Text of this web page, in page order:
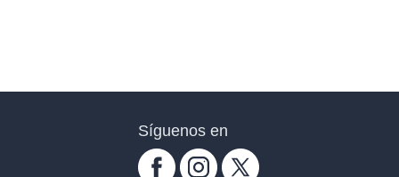
Síguenos en